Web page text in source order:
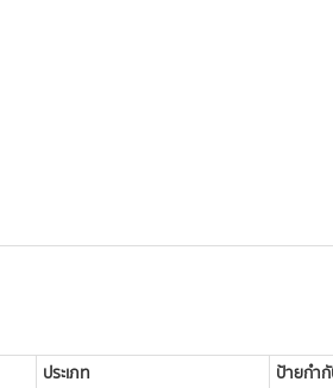
ประเภท ป้ายกำ